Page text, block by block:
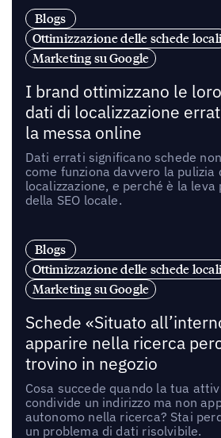
Blogs
Ottimizzazione delle schede locali
Marketing su Google
I brand ottimizzano le
dati di localizzazione
la messa online
Dati errati significano schede
come funziona davvero la pulizia
localizzazione, e perché è la
della SEO locale.
Blogs
Ottimizzazione delle schede locali
Marketing su Google
Schede «Situato
apparire nella ricerca
trovino in negozio
Cosa succede quando la tua
condivide un indirizzo ma non
autonomo nella ricerca? Stai
un problema di dati risolvibile.